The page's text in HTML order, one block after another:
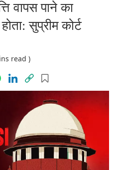
वापस पाने का
सुप्रीम कोर्ट
read )